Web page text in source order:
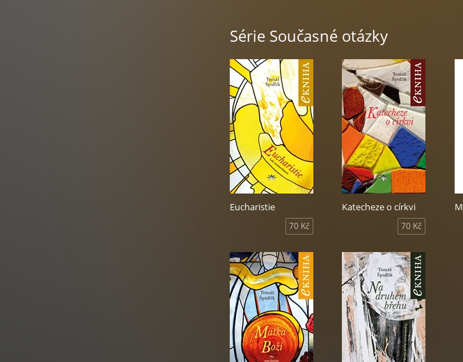
Série Současné otázky
Eucharistie
70 Kč
Katecheze o církvi
70 Kč